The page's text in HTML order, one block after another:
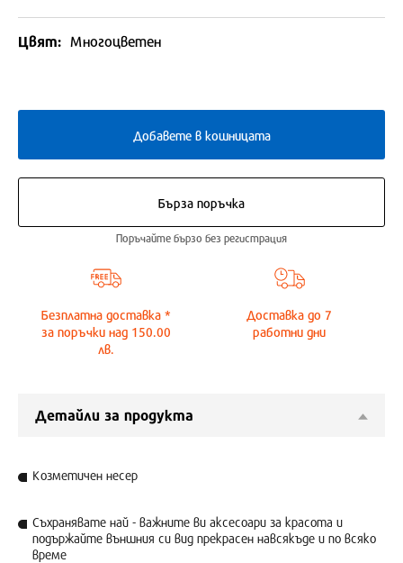
Цвят: Многоцветен
Добавете в кошницата
Бърза поръчка
Поръчайте бързо без регистрация
Безплатна доставка *
за поръчки над 150.00
лв.
Доставка до7
работни дни
Детайли за продукта
Козметичен несер
Съхранявате най - важните ви аксесоари за красота и
подържайте външния си вид прекрасен навсякъде и по всяко
време